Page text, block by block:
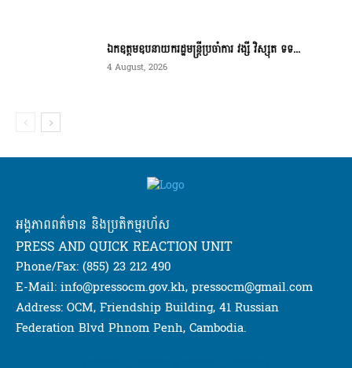
ឯកឧត្តមឧបនាយករដ្ឋមន្ត្រីប្រចាំការ វង្សី វិស្សុត ទទ...
4 August, 2026
អង្គភាពពត៌មាន និងប្រតិកម្មរហ័ស
PRESS AND QUICK REACTION UNIT
Phone/Fax: (855) 23 212 490
E-Mail: info@pressocm.gov.kh, pressocm@gmail.com
Address: OCM, Friendship Building, 41 Russian
Federation Blvd Phnom Penh, Cambodia.